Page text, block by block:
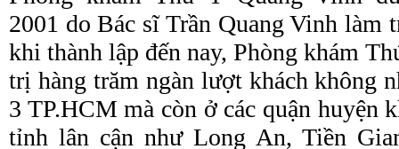
2001 do Bác sĩ Trần Quang Vinh làm
khi thành lập đến nay, Phòng khám
trị hàng trăm ngàn lượt khách không
3 TP.HCM mà còn ở các quận huyện
tỉnh lân cận như Long An, Tiền